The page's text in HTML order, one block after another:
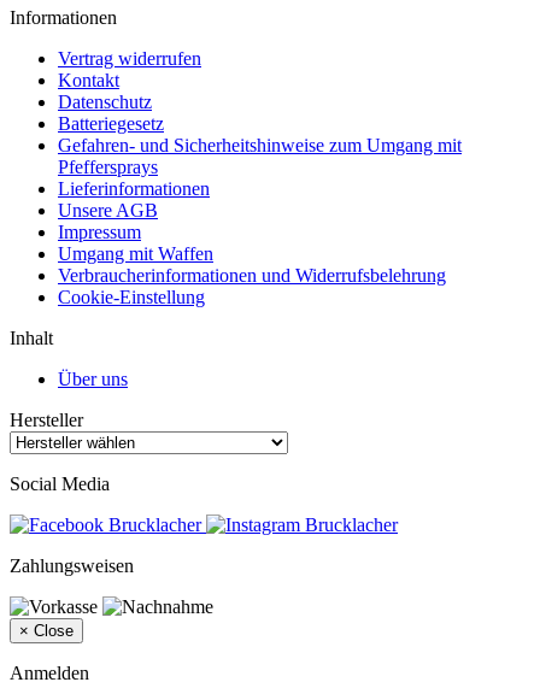
Informationen
Vertrag widerrufen
Kontakt
Datenschutz
Batteriegesetz
Gefahren- und Sicherheitshinweise zum Umgang mit
Pfeffersprays
Lieferinformationen
Unsere AGB
Impressum
Umgang mit Waffen
Verbraucherinformationen und Widerrufsbelehrung
Cookie-Einstellung
Inhalt
Über uns
Hersteller
Social Media
Zahlungsweisen
× Close
Anmelden